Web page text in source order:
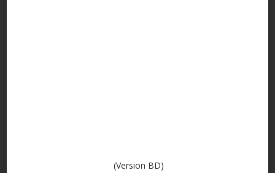
(Version BD)